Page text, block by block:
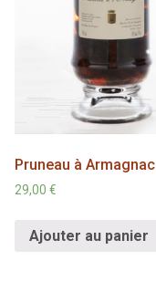
Pruneau à Armagnac
29,00€
Ajouter au panier